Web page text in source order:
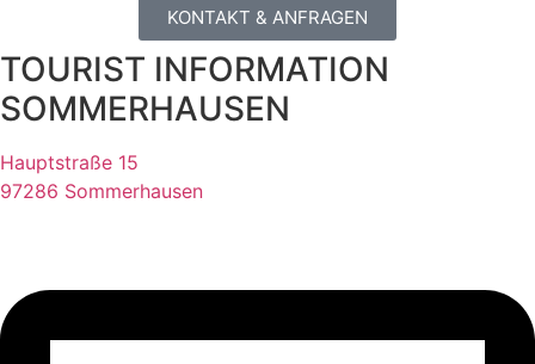
KONTAKT & ANFRAGEN
TOURIST INFORMATION
SOMMERHAUSEN
Hauptstraße 15
97286 Sommerhausen